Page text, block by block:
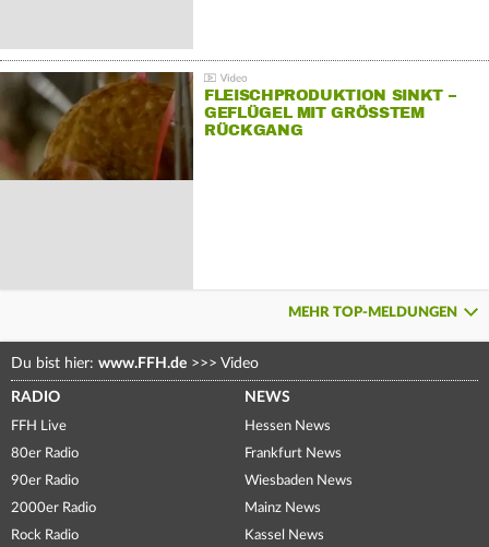
FLEISCHPRODUKTION SINKT –
GEFLÜGEL MIT GRÖSSTEM R
ÜCKGANG
MEHR TOP-MELDUNGEN
Du bist hier: www.FFH.de >>> Video
RADIO
FFH Live
80er Radio
90er Radio
2000er Radio
Rock Radio
NEWS
Hessen News
Frankfurt News
Wiesbaden News
Mainz News
Kassel News